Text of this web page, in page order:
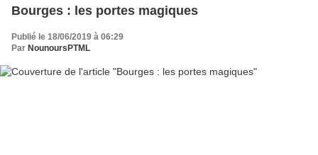
Bourges : les portes magiques
Publié le 18/06/2019 à 06:29
Par NounoursPTML